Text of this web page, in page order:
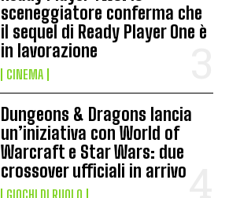
sceneggiatore conferma che
il sequel di Ready Player One è
in lavorazione
CINEMA
Dungeons & Dragons lancia
un’iniziativa con World of
Warcraft e Star Wars: due
crossover ufficiali in arrivo
GIOCHI DI RUOLO